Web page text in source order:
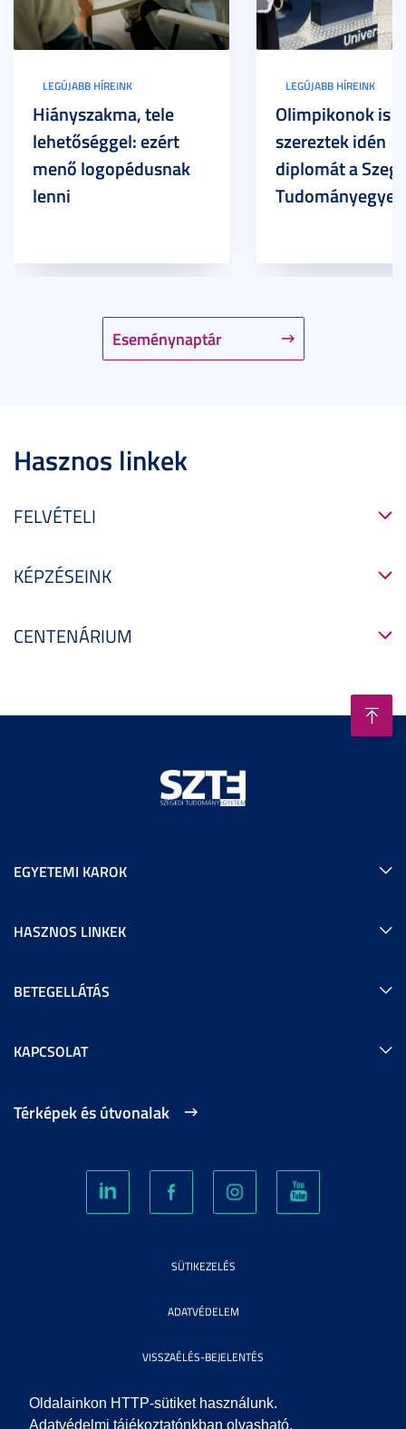
Oldalainkon HTTP-sütiket használunk.
Adatvédelmi tájékoztatónkban olvasható,
Eseménynaptár
LEGÚJABB HÍREINK
Hiányszakma, tele
lehetőséggel: ezért
menő logopédusnak
lenni
LEGÚJABB HÍREINK
Olimpikonok is
szereztek idén
diplomát a
Hasznos linkek
FELVÉTELI
KÉPZÉSEINK
CENTENÁRIUM
EGYETEMI KAROK
HASZNOS LINKEK
BETEGELLÁTÁS
KAPCSOLAT
Térképek és útvonalak
SÜTIKEZELÉS
ADATVÉDELEM
VISSZAÉLÉS-BEJELENTÉS
KÖZÉRDEKŰ ADATOK